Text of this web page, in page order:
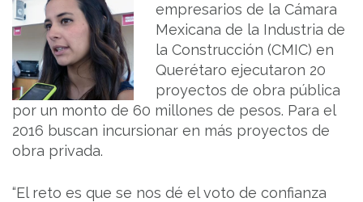
empresarios de la Cámara
Mexicana de la Industria de
la Construcción (CMIC) en
Querétaro ejecutaron 20
proyectos de obra pública
por un monto de 60 millones de pesos. Para el
2016 buscan incursionar en más proyectos de
obra privada.
“El reto es que se nos dé el voto de confianza